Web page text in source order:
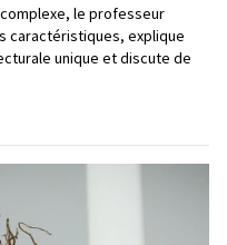
le professeur
caractéristiques, explique
unique et discute de